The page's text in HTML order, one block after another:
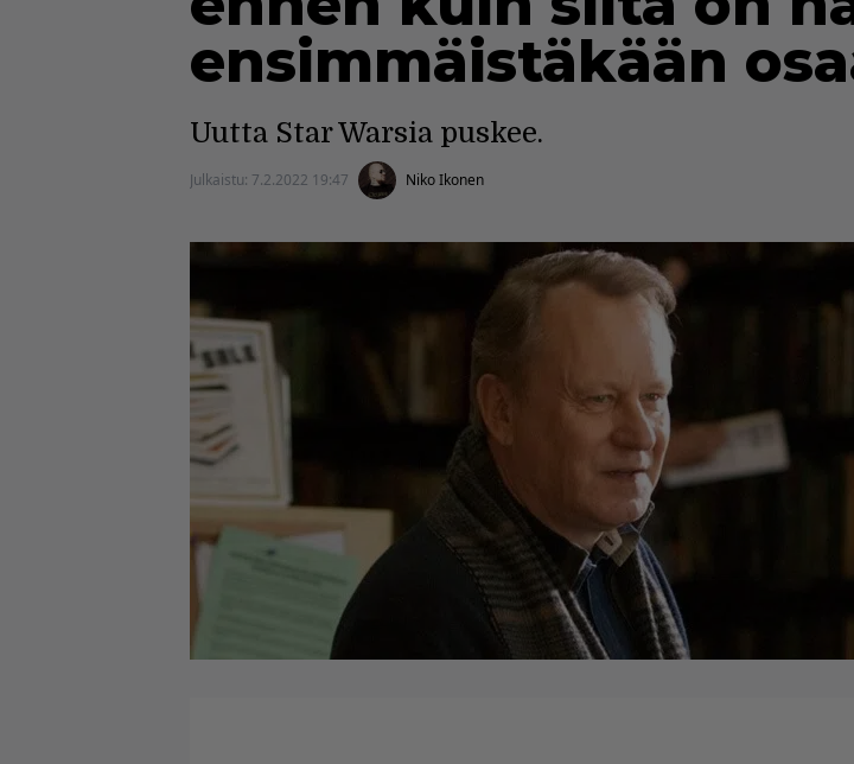
ensimmäistäkään
Uutta Star Warsia puskee.
Julkaistu: 7.2.2022 19:47 Niko Ikonen